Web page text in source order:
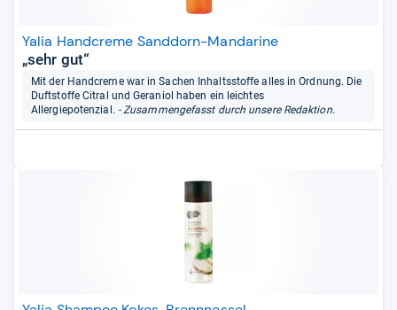
Yalia Handcreme Sanddorn-Mandarine
„sehr gut“
Mit der Handcreme war in Sachen Inhaltsstoffe alles in Ordnung. Die
Duftstoffe Citral und Geraniol haben ein leichtes
Allergiepotenzial. - Zusammengefasst durch unsere Redaktion.